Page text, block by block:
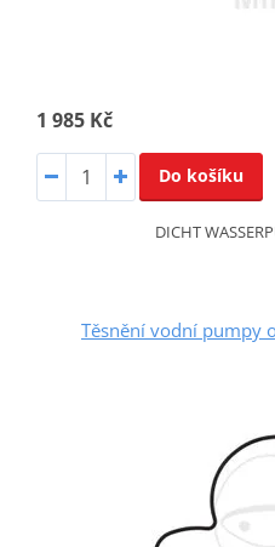
1 985 Kč
Do košíku
DICHT
Těsnění vodní pumpy